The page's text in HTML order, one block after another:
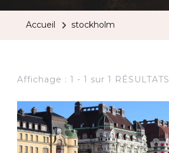
Accueil stockholm
Affichage : 1 - 1 sur 1 RÉSULTATS